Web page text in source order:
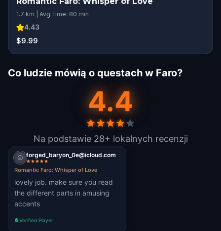
1.7 km | Avg. time: 80 min
4.43
$9.99
Co ludzie mówią o questach w Faro?
4.4
Na podstawie 28+ lokalnych recenzji
forged_baryon_0e@icloud.com
Romantic Faro: Whisper of Love
lovely job. make sure you read
the different parts in amusing
accents
Verified Player